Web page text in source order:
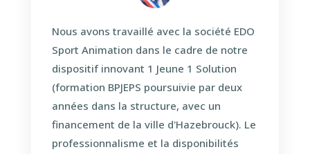
Nous avons travaillé avec la société EDO
Sport Animation dans le cadre de notre
dispositif innovant 1 Jeune 1 Solution
(formation BPJEPS poursuivie par deux
années dans la structure, avec un
financement de la ville d'Hazebrouck). Le
professionnalisme et la disponibilités